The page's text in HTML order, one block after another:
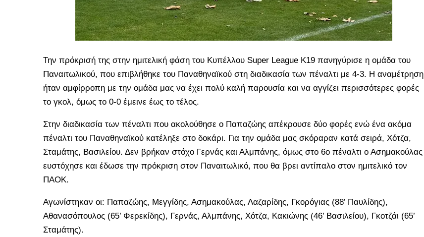
Την πρόκρισή της στην ημιτελική φάση του Κυπέλλου Super League Κ19 πανηγύρισε η ομάδα του
Παναιτωλικού, που επιβλήθηκε του Παναθηναϊκού στη διαδικασία των πέναλτι με 4-3. Η αναμέτρηση
ήταν αμφίρροπη με την ομάδα μας να έχει πολύ καλή παρουσία και να αγγίζει περισσότερες φορές
το γκολ, όμως το 0-0 έμεινε έως το τέλος.
Στην διαδικασία των πέναλτι που ακολούθησε ο Παπαζώης απέκρουσε δύο φορές ενώ ένα ακόμα
πέναλτι του Παναθηναϊκού κατέληξε στο δοκάρι. Για την ομάδα μας σκόραραν κατά σειρά, Χότζα,
Σταμάτης, Βασιλείου. Δεν βρήκαν στόχο Γερνάς και Αλμπάνης, όμως στο 6ο πέναλτι ο Ασημακούλας
ευστόχησε και έδωσε την πρόκριση στον Παναιτωλικό, που θα βρει αντίπαλο στον ημιτελικό τον
ΠΑΟΚ.
Αγωνίστηκαν οι: Παπαζώης, Μεγγίδης, Ασημακούλας, Λαζαρίδης, Γκορόγιας (88’ Παυλίδης),
Αθανασόπουλος (65’ Φερεκίδης), Γερνάς, Αλμπάνης, Χότζα, Κακιώνης (46’ Βασιλείου), Γκοτζάι (65’
Σταμάτης).